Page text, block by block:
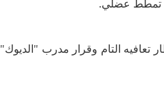
تعافيه التام وقرار مدرب "الديوك"